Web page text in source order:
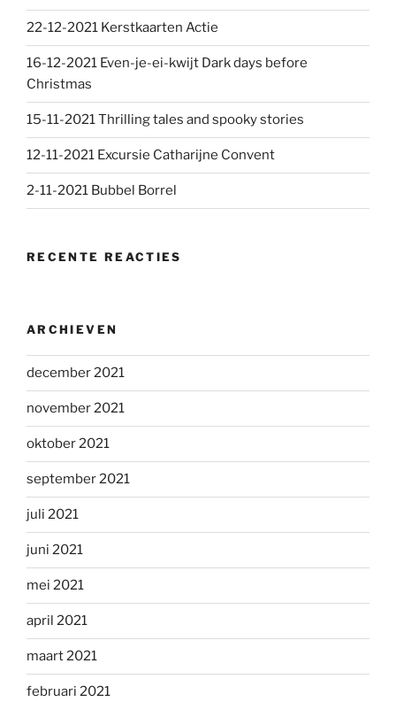
22-12-2021 Kerstkaarten Actie
16-12-2021 Even-je-ei-kwijt Dark days before
Christmas
15-11-2021 Thrilling tales and spooky stories
12-11-2021 Excursie Catharijne Convent
2-11-2021 Bubbel Borrel
RECENTE REACTIES
ARCHIEVEN
december 2021
november 2021
oktober 2021
september 2021
juli 2021
juni 2021
mei 2021
april 2021
maart 2021
februari 2021